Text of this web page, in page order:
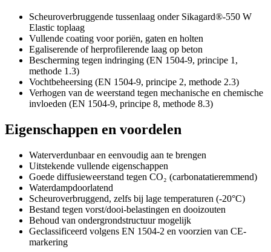
Scheuroverbruggende tussenlaag onder Sikagard®-550 W
Elastic toplaag
Vullende coating voor poriën, gaten en holten
Egaliserende of herprofilerende laag op beton
Bescherming tegen indringing (EN 1504-9, principe 1,
methode 1.3)
Vochtbeheersing (EN 1504-9, principe 2, methode 2.3)
Verhogen van de weerstand tegen mechanische en chemische
invloeden (EN 1504-9, principe 8, methode 8.3)
Eigenschappen en voordelen
Waterverdunbaar en eenvoudig aan te brengen
Uitstekende vullende eigenschappen
Goede diffusieweerstand tegen CO₂ (carbonatatieremmend)
Waterdampdoorlatend
Scheuroverbruggend, zelfs bij lage temperaturen (-20°C)
Bestand tegen vorst/dooi-belastingen en dooizouten
Behoud van ondergrondstructuur mogelijk
Geclassificeerd volgens EN 1504-2 en voorzien van CE-
markering